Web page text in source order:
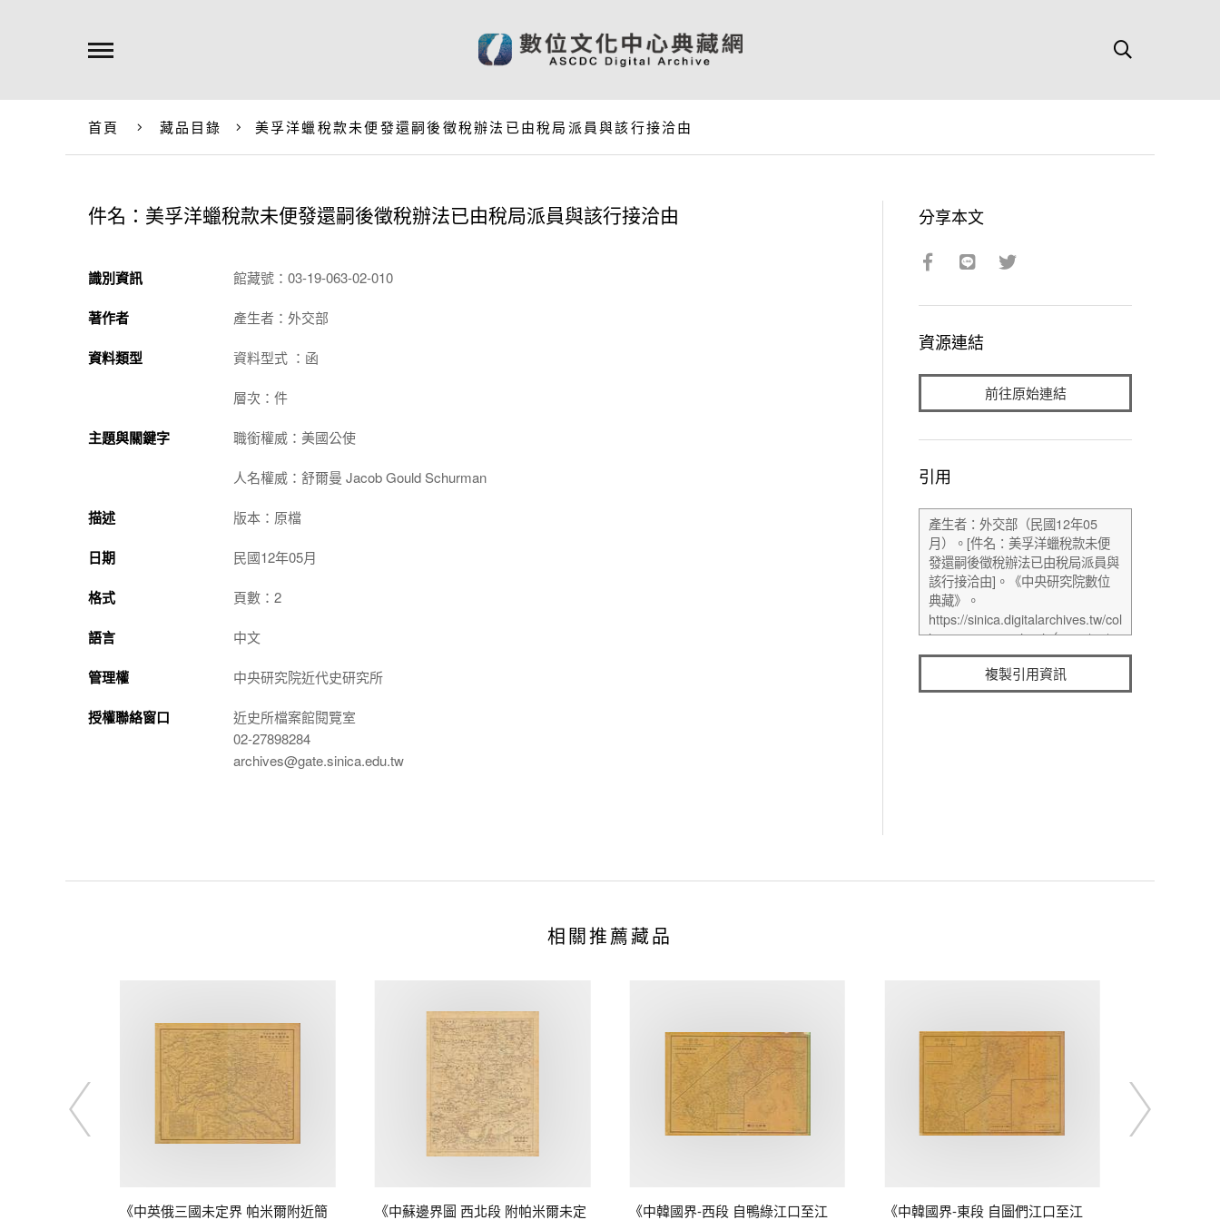
首頁 藏品目錄 美孚洋蠟稅款未便發還嗣後徵稅辦法已由稅局派員與該行接洽由
件名：美孚洋蠟稅款未便發還嗣後徵稅辦法已由稅局派員與該行接洽由
識別資訊 館藏號：03-19-063-02-010
著作者 產生者：外交部
資料類型 資料型式 ：函
層次：件
主題與關鍵字 職銜權威：美國公使
人名權威：舒爾曼 Jacob Gould Schurman
描述 版本：原檔
日期 民國12年05月
格式 頁數：2
語言 中文
管理權 中央研究院近代史研究所
授權聯絡窗口
近史所檔案館閱覽室
02-27898284
archives@gate.sinica.edu.tw
分享本文
資源連結
前往原始連結
引用
複製引用資訊
相關推薦藏品
《中英俄三國未定界 帕米爾附近簡
《中蘇邊界圖 西北段 附帕米爾未定
《中韓國界-西段 自鴨綠江口至江
《中韓國界-東段 自圖們江口至江